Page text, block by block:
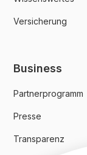
Versicherung
Business
Partnerprogramm
Presse
Transparenz